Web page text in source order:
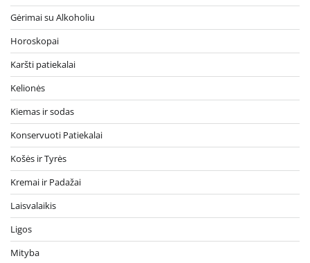
Gėrimai su Alkoholiu
Horoskopai
Karšti patiekalai
Kelionės
Kiemas ir sodas
Konservuoti Patiekalai
Košės ir Tyrės
Kremai ir Padažai
Laisvalaikis
Ligos
Mityba